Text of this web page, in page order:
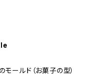
ールド（お菓子の型）